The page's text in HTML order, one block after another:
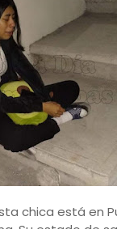
chica está en